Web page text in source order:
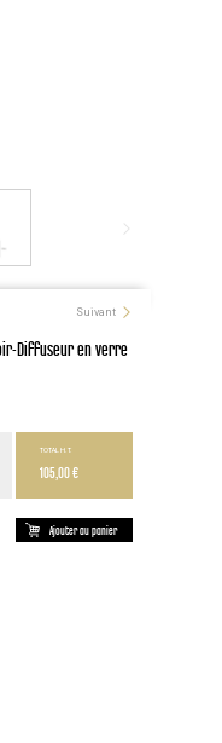
Suivant
Diffuseur en verre
TOTAL H.T.
105,00 €
Ajouter au panier